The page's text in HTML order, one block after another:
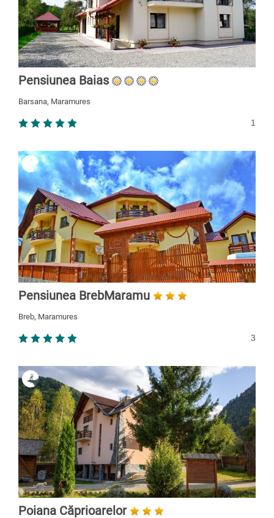
Pensiunea Baias
Barsana, Maramures
1
Pensiunea BrebMaramu
Breb, Maramures
3
Poiana Căprioarelor